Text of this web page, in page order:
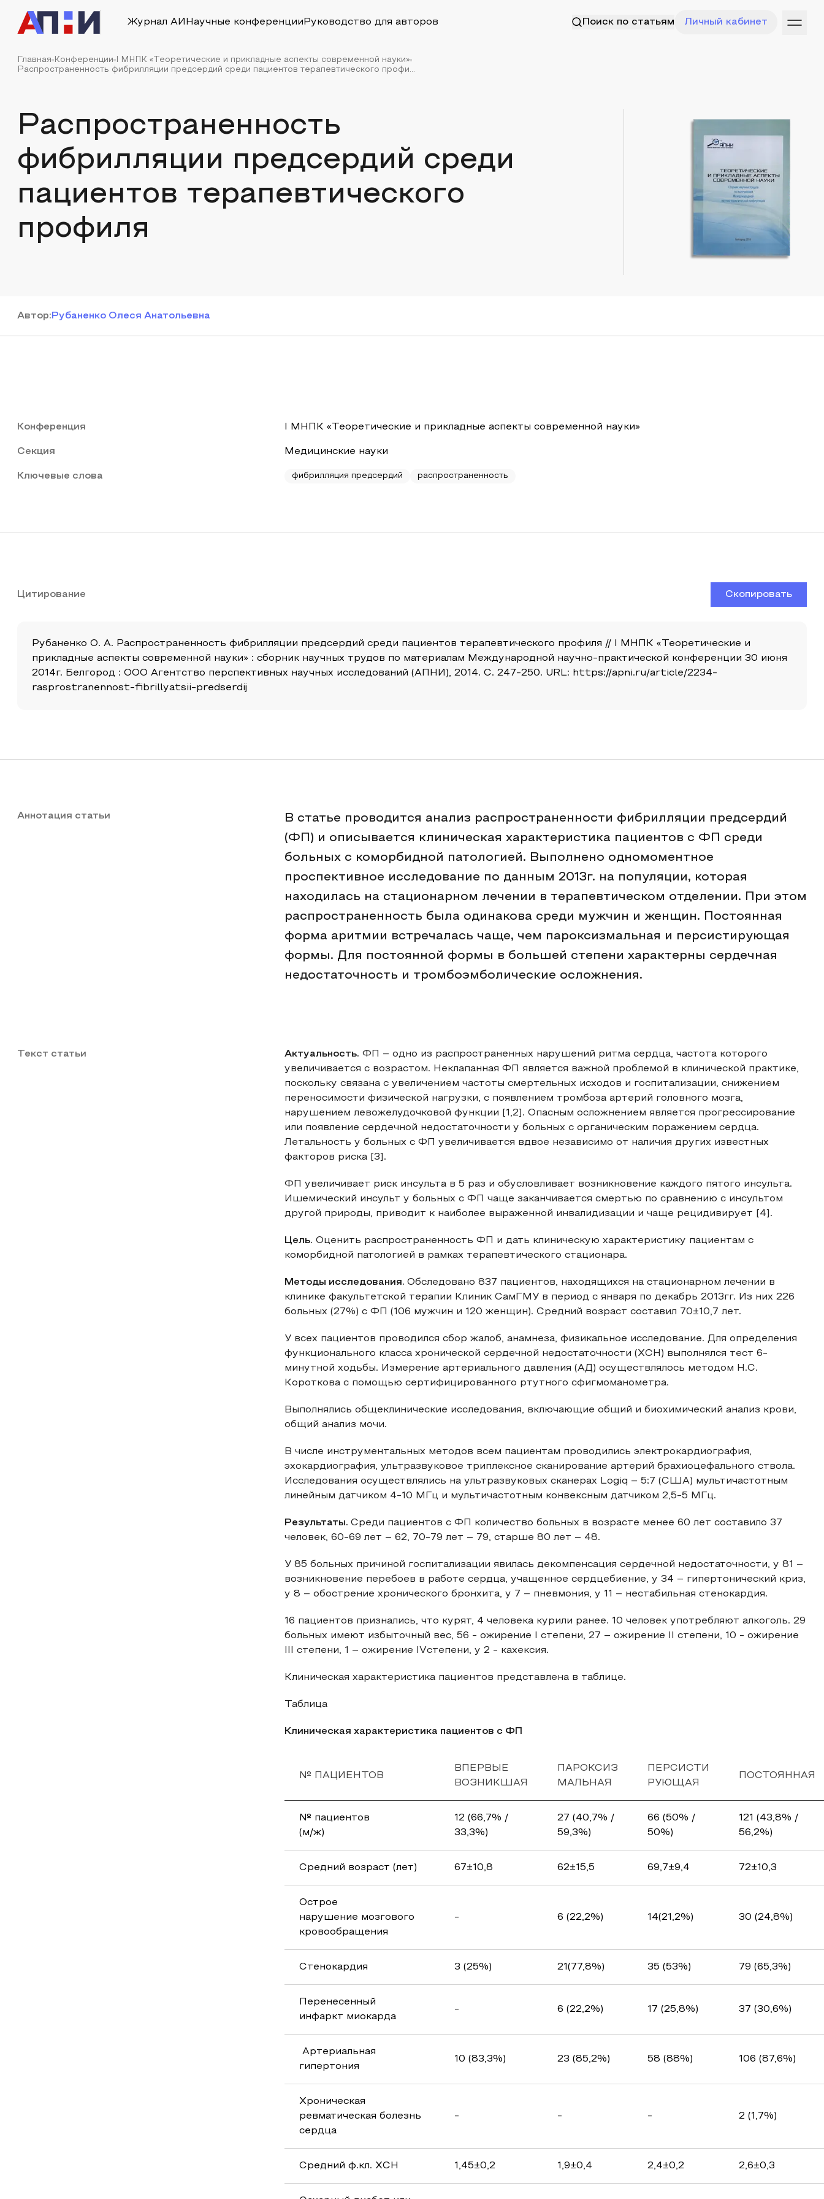
Журнал АИ Научные конференции Руководство для авторов Поиск по статьям Личный кабинет
Главная Конференции
I МНПК «Теоретические и прикладные аспекты современной науки»
Распространенность фибрилляции предсердий среди пациентов терапевтического профи...
Распространенность
фибрилляции предсердий среди
пациентов терапевтического
профиля
Автор: Рубаненко Олеся Анатольевна
Конференция I МНПК «Теоретические и прикладные аспекты современной науки»
Секция Медицинские науки
Ключевые слова фибрилляция предсердий распространенность
Цитирование Скопировать
Рубаненко О. А. Распространенность фибрилляции предсердий среди пациентов терапевтического профиля // I МНПК «Теоретические и
прикладные аспекты современной науки» : сборник научных трудов по материалам Международной научно-практической конференции 30 июня
2014г. Белгород : ООО Агентство перспективных научных исследований (АПНИ), 2014. С. 247-250. URL: https://apni.ru/article/2234-
rasprostranennost-fibrillyatsii-predserdij
Аннотация статьи
В статье проводится анализ распространенности фибрилляции предсердий
(ФП) и описывается клиническая характеристика пациентов с ФП среди
больных с коморбидной патологией. Выполнено одномоментное
проспективное исследование по данным 2013г. на популяции, которая
находилась на стационарном лечении в терапевтическом отделении. При этом
распространенность была одинакова среди мужчин и женщин. Постоянная
форма аритмии встречалась чаще, чем пароксизмальная и персистирующая
формы. Для постоянной формы в большей степени характерны сердечная
недостаточность и тромбоэмболические осложнения.
Текст статьи Актуальность. ФП – одно из распространенных нарушений ритма сердца, частота которого
увеличивается с возрастом. Неклапанная ФП является важной проблемой в клинической практике,
поскольку связана с увеличением частоты смертельных исходов и госпитализации, снижением
переносимости физической нагрузки, с появлением тромбоза артерий головного мозга,
нарушением левожелудочковой функции [1,2]. Опасным осложнением является прогрессирование
или появление сердечной недостаточности у больных с органическим поражением сердца.
Летальность у больных с ФП увеличивается вдвое независимо от наличия других известных
факторов риска [3].
ФП увеличивает риск инсульта в 5 раз и обусловливает возникновение каждого пятого инсульта.
Ишемический инсульт у больных с ФП чаще заканчивается смертью по сравнению с инсультом
другой природы, приводит к наиболее выраженной инвалидизации и чаще рецидивирует [4].
Цель. Оценить распространенность ФП и дать клиническую характеристику пациентам с
коморбидной патологией в рамках терапевтического стационара.
Методы исследования. Обследовано 837 пациентов, находящихся на стационарном лечении в
клинике факультетской терапии Клиник СамГМУ в период с января по декабрь 2013гг. Из них 226
больных (27%) с ФП (106 мужчин и 120 женщин). Средний возраст составил 70±10,7 лет.
У всех пациентов проводился сбор жалоб, анамнеза, физикальное исследование. Для определения
функционального класса хронической сердечной недостаточности (ХСН) выполнялся тест 6-
минутной ходьбы. Измерение артериального давления (АД) осуществлялось методом Н.С.
Короткова с помощью сертифицированного ртутного сфигмоманометра.
Выполнялись общеклинические исследования, включающие общий и биохимический анализ крови,
общий анализ мочи.
В числе инструментальных методов всем пациентам проводились электрокардиография,
эхокардиография, ультразвуковое триплексное сканирование артерий брахиоцефального ствола.
Исследования осуществлялись на ультразвуковых сканерах Logiq – 5;7 (США) мультичастотным
линейным датчиком 4-10 МГц и мультичастотным конвексным датчиком 2,5-5 МГц.
Результаты. Среди пациентов с ФП количество больных в возрасте менее 60 лет составило 37
человек, 60-69 лет – 62, 70-79 лет – 79, старше 80 лет – 48.
У 85 больных причиной госпитализации явилась декомпенсация сердечной недостаточности, у 81 –
возникновение перебоев в работе сердца, учащенное сердцебиение, у 34 – гипертонический криз,
у 8 – обострение хронического бронхита, у 7 – пневмония, у 11 – нестабильная стенокардия.
16 пациентов признались, что курят, 4 человека курили ранее. 10 человек употребляют алкоголь. 29
больных имеют избыточный вес, 56 - ожирение I степени, 27 – ожирение II степени, 10 - ожирение
III степени, 1 – ожирение IVстепени, у 2 - кахексия.
Клиническая характеристика пациентов представлена в таблице.
Таблица
Клиническая характеристика пациентов с ФП
№ ПАЦИЕНТОВ
ВПЕРВЫЕ
ВОЗНИКШАЯ
ПАРОКСИЗ
МАЛЬНАЯ
ПЕРСИСТИ
РУЮЩАЯ
ПОСТОЯННАЯ
№ пациентов
(м/ж)
12 (66,7% /
33,3%)
27 (40,7% /
59,3%)
66 (50% /
50%)
121 (43,8% /
56,2%)
Средний возраст (лет) 67±10,8 62±15,5 69,7±9,4 72±10,3
Острое
нарушение мозгового
кровообращения
- 6 (22,2%) 14(21,2%) 30 (24,8%)
Стенокардия 3 (25%) 21(77,8%) 35 (53%) 79 (65,3%)
Перенесенный
инфаркт миокарда
- 6 (22,2%) 17 (25,8%) 37 (30,6%)
Артериальная
гипертония
10 (83,3%) 23 (85,2%) 58 (88%) 106 (87,6%)
Хроническая
ревматическая болезнь
сердца
- - - 2 (1,7%)
Средний ф.кл. ХСН 1,45±0,2 1,9±0,4 2,4±0,2 2,6±0,3